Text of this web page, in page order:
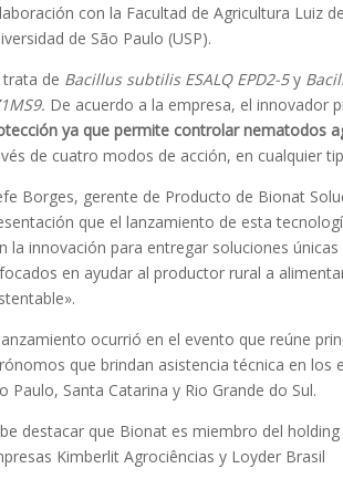
con la Facultad de Agricultura Luiz
de São Paulo (USP).
trata de Bacillus subtilis ESALQ EPD2-5y
De acuerdo a la empresa, el innovador
ya que permite controlar nematodos
de cuatro modos de acción, en cualquier
Borges, gerente de Producto de Bionat
que el lanzamiento de esta
la innovación para entregar soluciones
en ayudar al productor rural a
ocurrió en el evento que reúne
que brindan asistencia técnica en los
Paulo, Santa Catarina y Rio Grande do Sul.
destacar que Bionat es miembro del
Kimberlit Agrociências y Loyder Brasil